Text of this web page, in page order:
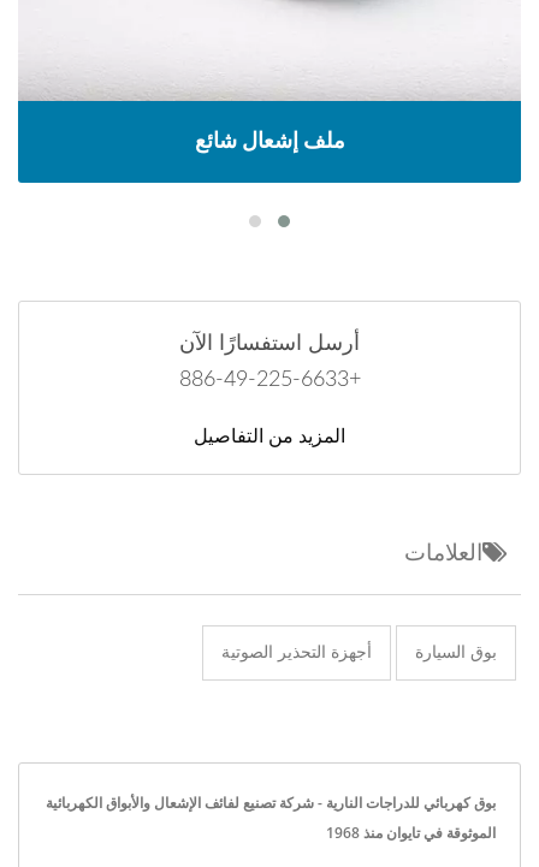
ملف إشعال شائع
أرسل استفسارًا الآن
+886-49-225-6633
المزيد من التفاصيل
العلامات
بوق السيارة أجهزة التحذير الصوتية
بوق كهربائي للدراجات النارية - شركة تصنيع لفائف الإشعال والأبواق الكهربائية
الموثوقة في تايوان منذ 1968